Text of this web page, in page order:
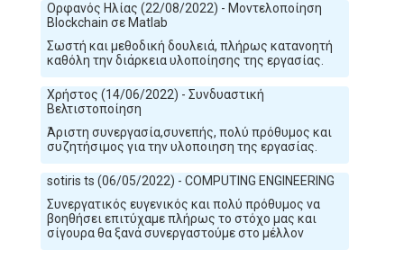
Ορφανός Ηλίας (22/08/2022) - Μοντελοποίηση
Blockchain σε Matlab
Σωστή και μεθοδική δουλειά, πλήρως κατανοητή
καθόλη την διάρκεια υλοποίησης της εργασίας.
Χρήστος (14/06/2022) - Συνδυαστική
Βελτιστοποίηση
Άριστη συνεργασία,συνεπής, πολύ πρόθυμος και
συζητήσιμος για την υλοποιηση της εργασίας.
sotiris ts (06/05/2022) - COMPUTING ENGINEERING
Συνεργατικός ευγενικός και πολύ πρόθυμος να
βοηθήσει επιτύχαμε πλήρως το στόχο μας και
σίγουρα θα ξανά συνεργαστούμε στο μέλλον